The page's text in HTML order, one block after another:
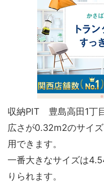
収納PIT 豊島高田1丁
広さが0.32m2のサイ
用できます。
一番大きなサイズは
りられます。